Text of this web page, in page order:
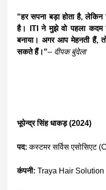
"हर सपना बड़ा होता है,
है। ITI ने मुझे वो पहला कदम
बनाया। अगर आप मेहनती हैं,
सकते हैं।"– दीपक बुंदेला
भूपेन्द्र सिंह धाकड़ (2024)
पद: कस्टमर सर्विस एसोसिएट
कंपनी: Traya Hair Solution